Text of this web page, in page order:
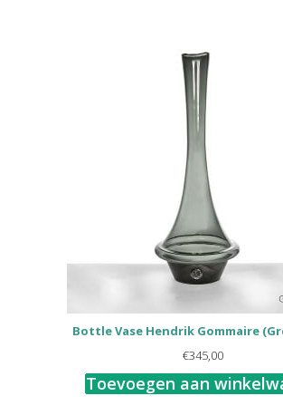
Bottle Vase Hendrik Gommaire
€345,00
Toevoegen aan